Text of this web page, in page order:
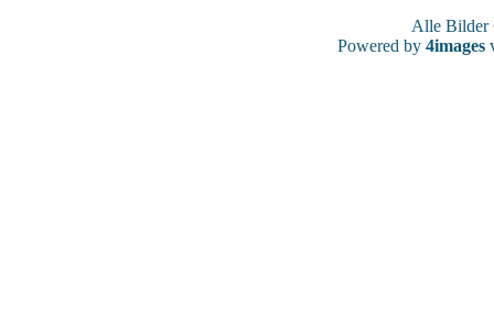
Alle
Powered by 4images